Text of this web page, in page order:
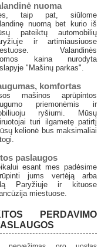
nuoma
taip pat, siūlome
nuomą bet kurio iš
pateiktų automobilių
ir artimiausiuose
Valandinės
kaina nurodyta
"Mašinų parkas".
komfortas
mašinos aprūpintos
priemonėmis ir
ryšiumi. Mūsų
turi ilgametę patirtį
kelionė bus maksimaliai
paslaugos
esant mes padėsime
jums vertėją arba
Paryžiuje ir kituose
miestuose.
PERDAVIMO